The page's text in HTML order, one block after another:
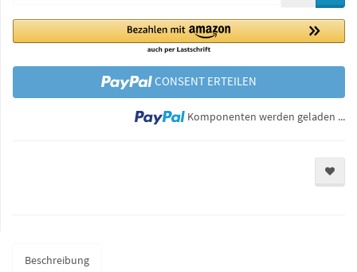
CONSENT ERTEILEN
Komponenten werden geladen ...
Beschreibung